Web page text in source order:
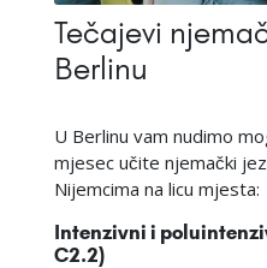
Tečajevi
Berlinu
U Berlinu vam nudimo
mjesec učite njemački
Nijemcima na licu mjesta:
Intenzivni i
C2.2)